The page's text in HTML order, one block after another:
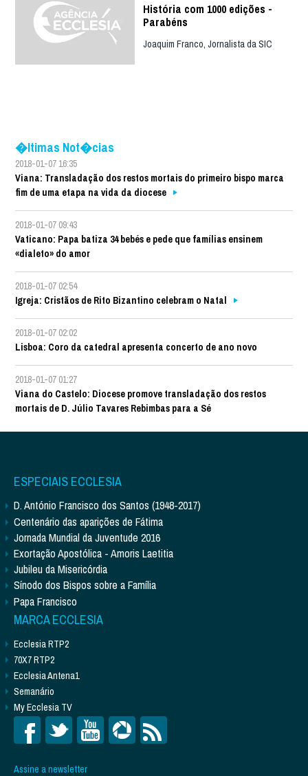
História com 1000 edições -
Parabéns
Joaquim Franco, Jornalista da SIC
�ltimas Not�cias
2018-01-07 16:35
Viana: Transladação dos restos mortais do primeiro bispo marca
fim de uma etapa na vida da diocese
2018-01-07 09:43
Vaticano: Papa batiza 34 bebés e pede que famílias ensinem
«dialeto» do amor
2018-01-07 02:54
Igreja: Cristãos de Rito Bizantino celebram o Natal
2018-01-07 02:02
Lisboa: Coro da catedral apresenta concerto de ano novo
2018-01-07 01:27
Viana do Castelo: Diocese promove transladação dos restos
mortais de D. Júlio Tavares Rebimbas para a Sé
ESPECIAIS ECCLESIA
D. António Francisco dos Santos (1948-2017)
Centenário das aparições de Fátima
Jornada Mundial da Juventude 2016
Exortação Apostólica - Amoris Laetitia
Jubileu da Misericórdia
Sínodo dos Bispos sobre a Família
Papa Francisco
MARCA ECCLESIA
Ecclesia RTP2
70X7 RTP2
Ecclesia Antena1
Semanário
My Ecclesia TV
Assine a newsletter